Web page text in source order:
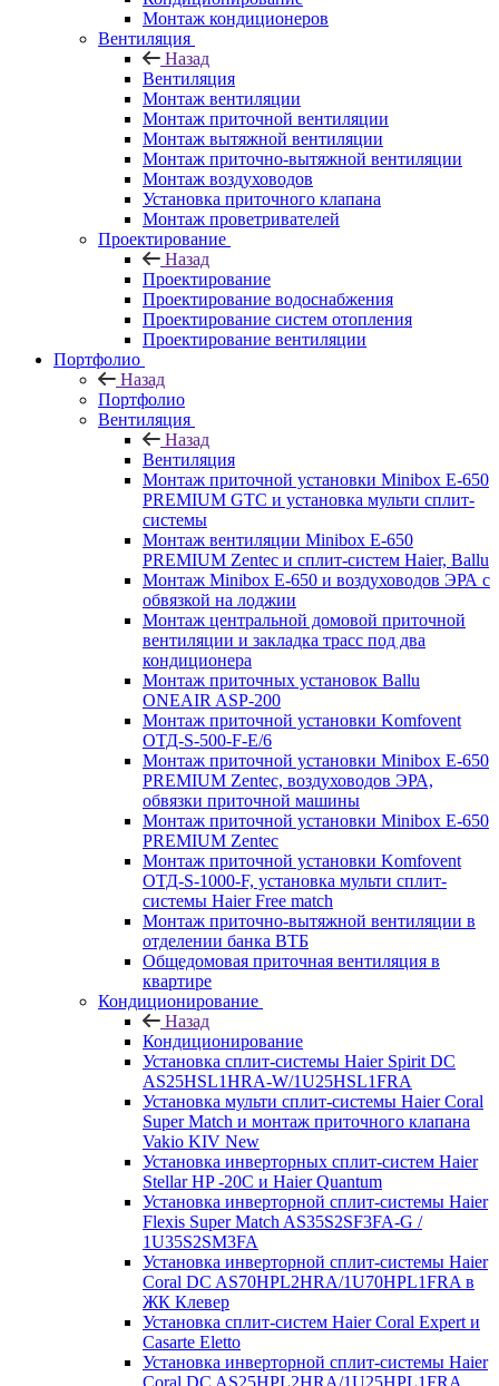
Монтаж кондиционеров
Вентиляция
Назад
Вентиляция
Монтаж вентиляции
Монтаж приточной вентиляции
Монтаж вытяжной вентиляции
Монтаж приточно-вытяжной вентиляции
Монтаж воздуховодов
Установка приточного клапана
Монтаж проветривателей
Проектирование
Назад
Проектирование
Проектирование водоснабжения
Проектирование систем отопления
Проектирование вентиляции
Портфолио
Назад
Портфолио
Вентиляция
Назад
Вентиляция
Монтаж приточной установки Minibox E-650
PREMIUM GTC и установка мульти сплит-
системы
Монтаж вентиляции Minibox E-650
PREMIUM Zentec и сплит-систем Haier, Ballu
Монтаж Minibox E-650 и воздуховодов ЭРА с
обвязкой на лоджии
Монтаж центральной домовой приточной
вентиляции и закладка трасс под два
кондиционера
Монтаж приточных установок Ballu
ONEAIR ASP-200
Монтаж приточной установки Komfovent
ОТД-S-500-F-E/6
Монтаж приточной установки Minibox E-650
PREMIUM Zentec, воздуховодов ЭРА,
обвязки приточной машины
Монтаж приточной установки Minibox E-650
PREMIUM Zentec
Монтаж приточной установки Komfovent
ОТД-S-1000-F, установка мульти сплит-
системы Haier Free match
Монтаж приточно-вытяжной вентиляции в
отделении банка ВТБ
Общедомовая приточная вентиляция в
квартире
Кондиционирование
Назад
Кондиционирование
Установка сплит-системы Haier Spirit DC
AS25HSL1HRA-W/1U25HSL1FRA
Установка мульти сплит-системы Haier Coral
Super Match и монтаж приточного клапана
Vakio KIV New
Установка инверторных сплит-систем Haier
Stellar HP -20С и Haier Quantum
Установка инверторной сплит-системы Haier
Flexis Super Match AS35S2SF3FA-G /
1U35S2SM3FA
Установка инверторной сплит-системы Haier
Coral DC AS70HPL2HRA/1U70HPL1FRA в
ЖК Клевер
Установка сплит-систем Haier Coral Expert и
Casarte Eletto
Установка инверторной сплит-системы Haier
Coral DC AS25HPL2HRA/1U25HPL1FRA